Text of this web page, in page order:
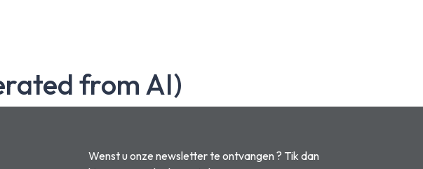
from AI)
Wenst u onze newsletter te ontvangen ? Tik dan